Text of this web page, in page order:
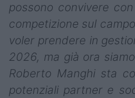
possono convivere
competizione sul
voler prendere in
2026, ma già ora
Roberto Manghi sta
potenziali partner e